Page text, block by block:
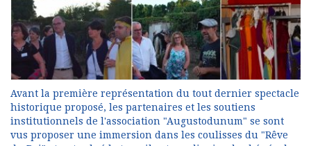
Avant la première représentation du tout dernier spectacle
historique proposé, les partenaires et les soutiens
institutionnels de l'association "Augustodunum" se sont
vus proposer une immersion dans les coulisses du "Rêve